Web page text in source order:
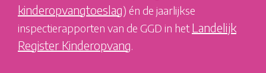
kinderopvangtoeslag) én de jaarlijkse
inspectierapporten van de GGD in hetLandelijk
Register Kinderopvang.